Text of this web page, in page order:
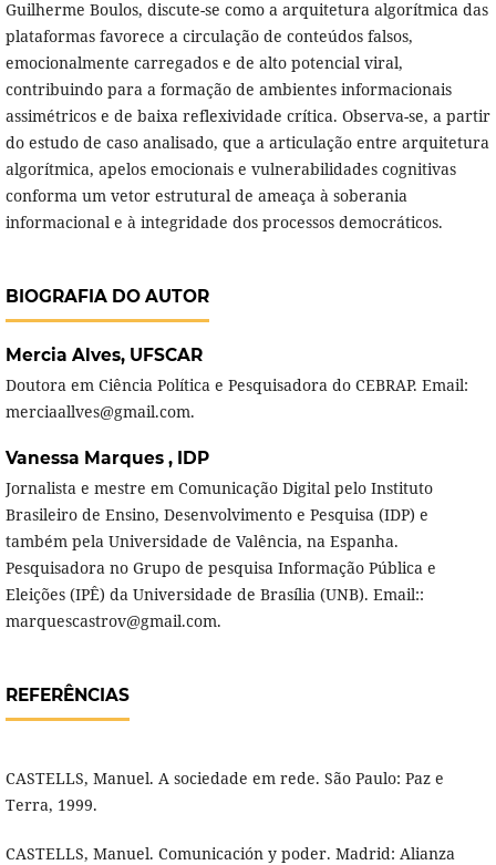
Guilherme Boulos, discute-se como a arquitetura algorítmica das
plataformas favorece a circulação de conteúdos falsos,
emocionalmente carregados e de alto potencial viral,
contribuindo para a formação de ambientes informacionais
assimétricos e de baixa reflexividade crítica. Observa-se, a partir
do estudo de caso analisado, que a articulação entre arquitetura
algorítmica, apelos emocionais e vulnerabilidades cognitivas
conforma um vetor estrutural de ameaça à soberania
informacional e à integridade dos processos democráticos.
BIOGRAFIA DO AUTOR
Mercia Alves, UFSCAR
Doutora em Ciência Política e Pesquisadora do CEBRAP. Email:
merciaallves@gmail.com.
Vanessa Marques , IDP
Jornalista e mestre em Comunicação Digital pelo Instituto
Brasileiro de Ensino, Desenvolvimento e Pesquisa (IDP) e
também pela Universidade de Valência, na Espanha.
Pesquisadora no Grupo de pesquisa Informação Pública e
Eleições (IPÊ) da Universidade de Brasília (UNB). Email::
marquescastrov@gmail.com.
REFERÊNCIAS
CASTELLS, Manuel. A sociedade em rede. São Paulo: Paz e
Terra, 1999.
CASTELLS, Manuel. Comunicación y poder. Madrid: Alianza